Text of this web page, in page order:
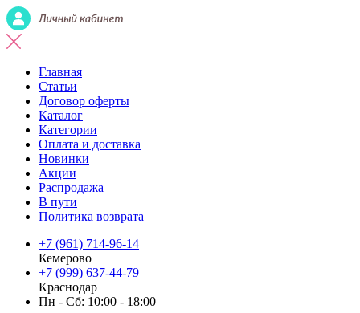
Главная
Статьи
Договор оферты
Каталог
Категории
Оплата и доставка
Новинки
Акции
Распродажа
В пути
Политика возврата
+7 (961) 714-96-14
Кемерово
+7 (999) 637-44-79
Краснодар
Пн - Сб: 10:00 - 18:00